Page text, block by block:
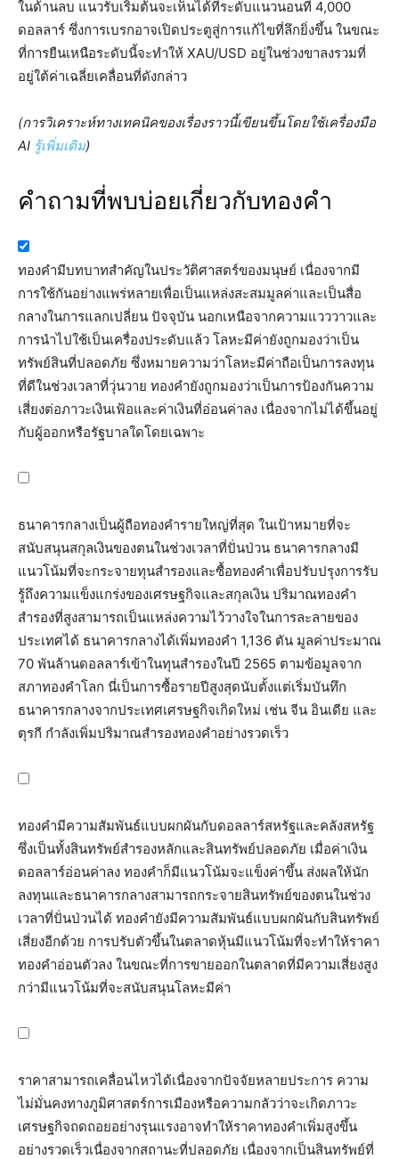
ในด้านลบ แนวรับเริ่มต้นจะเห็นได้ที่ระดับแนวนอนที่ 4,000
ดอลลาร์ ซึ่งการเบรกอาจเปิดประตูสู่การแก้ไขที่ลึกยิ่งขึ้น ในขณะ
ที่การยืนเหนือระดับนี้จะทำให้ XAU/USD อยู่ในช่วงขาลงรวมที่
อยู่ใต้ค่าเฉลี่ยเคลื่อนที่ดังกล่าว
(การวิเคราะห์ทางเทคนิคของเรื่องราวนี้เขียนขึ้นโดยใช้เครื่องมือ
AI รู้เพิ่มเติม)
คำถามที่พบบ่อยเกี่ยวกับทองคำ
ทองคำมีบทบาทสำคัญในประวัติศาสตร์ของมนุษย์ เนื่องจากมี
การใช้กันอย่างแพร่หลายเพื่อเป็นแหล่งสะสมมูลค่าและเป็นสื่อ
กลางในการแลกเปลี่ยน ปัจจุบัน นอกเหนือจากความแวววาวและ
การนำไปใช้เป็นเครื่องประดับแล้ว โลหะมีค่ายังถูกมองว่าเป็น
ทรัพย์สินที่ปลอดภัย ซึ่งหมายความว่าโลหะมีค่าถือเป็นการลงทุน
ที่ดีในช่วงเวลาที่วุ่นวาย ทองคำยังถูกมองว่าเป็นการป้องกันความ
เสี่ยงต่อภาวะเงินเฟ้อและค่าเงินที่อ่อนค่าลง เนื่องจากไม่ได้ขึ้นอยู่
กับผู้ออกหรือรัฐบาลใดโดยเฉพาะ
ธนาคารกลางเป็นผู้ถือทองคำรายใหญ่ที่สุด ในเป้าหมายที่จะ
สนับสนุนสกุลเงินของตนในช่วงเวลาที่ปั่นป่วน ธนาคารกลางมี
แนวโน้มที่จะกระจายทุนสำรองและซื้อทองคำเพื่อปรับปรุงการรับ
รู้ถึงความแข็งแกร่งของเศรษฐกิจและสกุลเงิน ปริมาณทองคำ
สำรองที่สูงสามารถเป็นแหล่งความไว้วางใจในการละลายของ
ประเทศได้ ธนาคารกลางได้เพิ่มทองคำ 1,136 ตัน มูลค่าประมาณ
70 พันล้านดอลลาร์เข้าในทุนสำรองในปี 2565 ตามข้อมูลจาก
สภาทองคำโลก นี่เป็นการซื้อรายปีสูงสุดนับตั้งแต่เริ่มบันทึก
ธนาคารกลางจากประเทศเศรษฐกิจเกิดใหม่ เช่น จีน อินเดีย และ
ตุรกี กำลังเพิ่มปริมาณสำรองทองคำอย่างรวดเร็ว
ทองคำมีความสัมพันธ์แบบผกผันกับดอลลาร์สหรัฐและคลังสหรัฐ
ซึ่งเป็นทั้งสินทรัพย์สำรองหลักและสินทรัพย์ปลอดภัย เมื่อค่าเงิน
ดอลลาร์อ่อนค่าลง ทองคำก็มีแนวโน้มจะแข็งค่าขึ้น ส่งผลให้นัก
ลงทุนและธนาคารกลางสามารถกระจายสินทรัพย์ของตนในช่วง
เวลาที่ปั่นป่วนได้ ทองคำยังมีความสัมพันธ์แบบผกผันกับสินทรัพย์
เสี่ยงอีกด้วย การปรับตัวขึ้นในตลาดหุ้นมีแนวโน้มที่จะทำให้ราคา
ทองคำอ่อนตัวลง ในขณะที่การขายออกในตลาดที่มีความเสี่ยงสูง
กว่ามีแนวโน้มที่จะสนับสนุนโลหะมีค่า
ราคาสามารถเคลื่อนไหวได้เนื่องจากปัจจัยหลายประการ ความ
ไม่มั่นคงทางภูมิศาสตร์การเมืองหรือความกลัวว่าจะเกิดภาวะ
เศรษฐกิจถดถอยอย่างรุนแรงอาจทำให้ราคาทองคำเพิ่มสูงขึ้น
อย่างรวดเร็วเนื่องจากสถานะที่ปลอดภัย เนื่องจากเป็นสินทรัพย์ที่